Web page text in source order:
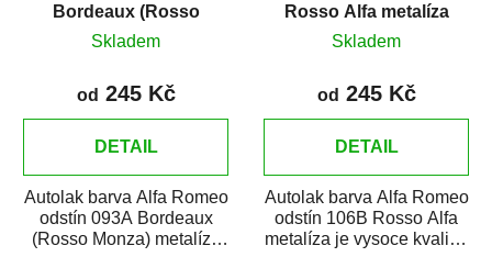
Bordeaux (Rosso
Monza) metalíza
Skladem
od 245 Kč
DETAIL
Autolak barva Alfa Romeo
odstín 093A Bordeaux
(Rosso Monza) metalíza
Rosso Alfa metalíza
Skladem
od 245 Kč
DETAIL
Autolak barva Alfa Romeo
odstín 106B Rosso Alfa
metalíza je vysoce kvalitní